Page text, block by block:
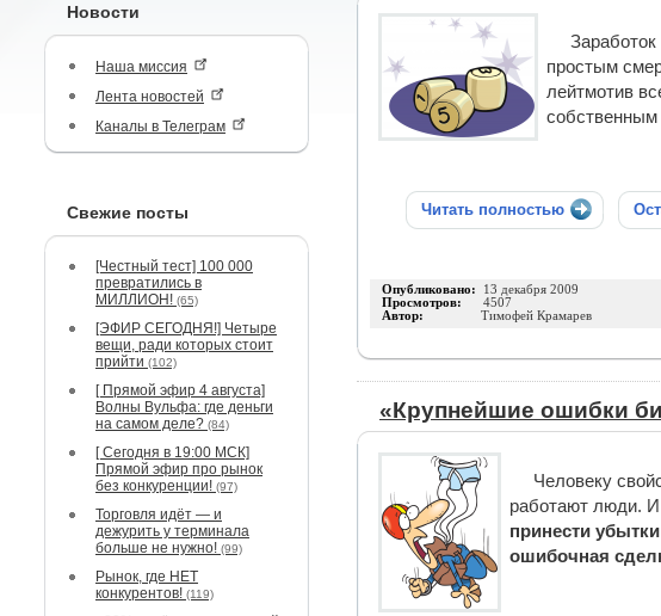
Новости
Наша миссия
Лента новостей
Каналы в Телеграм
Свежие посты
[Честный тест] 100 000
превратились в
МИЛЛИОН! (65)
[ЭФИР СЕГОДНЯ!] Четыре
вещи, ради которых стоит
прийти (102)
[ Прямой эфир 4 августа]
Волны Вульфа: где деньги
на самом деле? (84)
[ Сегодня в 19:00 МСК]
Прямой эфир про рынок
без конкуренции! (97)
Торговля идёт — и
дежурить у терминала
больше не нужно! (99)
Рынок, где НЕТ
конкурентов! (119)
простым
лейтмотив
Читать полностью
Опубликовано: 13 декабря 2009
Просмотров: 4507
Автор: Тимофей Крамарев
«Крупнейшие ошибки
Человеку
работают люди. И
принести
ошибочная